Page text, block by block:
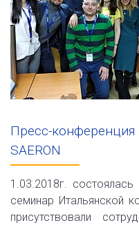
Пресс-
SAERON
1.03.2018г.
семинар Итальянской
присутствовали